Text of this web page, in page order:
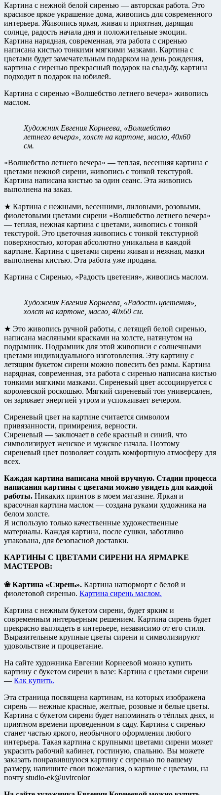
Картина с нежной белой сиренью — авторская работа. Это
красивое яркое украшение дома, живопись для современного
интерьера. Живопись яркая, живая и приятная, дарящая
солнце, радость начала дня и положительные эмоции.
Картина нарядная, современная, эта работа с сиренью
написана кистью тонкими мягкими мазками. Картина с
цветами будет замечательным подарком на день рождения,
картина с сиренью прекрасный подарок на свадьбу, картина
подходит в подарок на юбилей.
Картина с сиренью «Волшебство летнего вечера» живопись
маслом.
Художник Евгения Корнеева, «Волшебство
летнего вечера», холст на картоне, масло, 40х60
см.
«Волшебство летнего вечера» — теплая, весенняя картина с
цветами нежной сирени, живопись с тонкой текстурой.
Картина написана кистью за один сеанс. Эта живопись
выполнена на заказ.
★ Картина с нежными, весенними, лиловыми, розовыми,
фиолетовыми цветами сирени «Волшебство летнего вечера»
— теплая, нежная картина с цветами, живопись с тонкой
текстурой. Это цветочная живопись с тонкой текстурной
поверхностью, которая абсолютно уникальна в каждой
картине. Картина с цветами сирени живая и нежная, мазки
выполнены кистью. Эта работа уже продана.
Картина с Сиренью, «Радость цветения», живопись маслом.
Художник Евгения Корнеева, «Радость цветения»,
холст на картоне, масло, 40х60 см.
★ Это живопись ручной работы, с летящей белой сиренью,
написана масляными красками на холсте, натянутом на
подрамник. Подрамник для этой живописи с солнечными
цветами индивидуального изготовления. Эту картину с
летящим букетом сирени можно повесить без рамы. Картина
нарядная, современная, эта работа с сиренью написана кистью
тонкими мягкими мазками. Сиреневый цвет ассоциируется с
королевской роскошью. Мягкий сиреневый тон универсален,
он заряжает энергией утром и успокаивает вечером.
Сиреневый цвет на картине считается символом
привязанности, примирения, верности.
Сиреневый — заключает в себе красный и синий, что
символизирует женское и мужское начала. Поэтому
сиреневый цвет позволяет создать комфортную атмосферу для
всех.
Каждая картина написана мной вручную. Стадии процесса
написания картины с цветами можно увидеть для каждой
работы. Никаких принтов в моем магазине. Яркая и
красочная картина маслом — создана руками художника на
белом холсте.
Я использую только качественные художественные
материалы. Каждая картина, после сушки, заботливо
упакована, для безопасной доставки.
КАРТИНЫ С ЦВЕТАМИ СИРЕНИ НА ЯРМАРКЕ
МАСТЕРОВ:
❀ Картина «Сирень». Картина натюрморт с белой и
фиолетовой сиренью. Картина сирень маслом.
Картина с нежным букетом сирени, будет ярким и
современным интерьерным решением. Картина сирень будет
прекрасно выглядеть в интерьере, независимо от его стиля.
Выразительные крупные цветы сирени и символизируют
удовольствие и процветание.
На сайте художника Евгении Корнеевой можно купить
картину с букетом сирени в вазе: Картина с цветами сирени
— Как купить.
Эта страница посвящена картинам, на которых изображена
сирень — нежные красные, желтые, розовые и белые цветы.
Картина с букетом сирени будет напоминать о тёплых днях, и
приятном времени проведенном в саду. Картина с сиренью
станет частью яркого, необычного оформления любого
интерьера. Такая картина с крупными цветами сирени может
украсить рабочий кабинет, гостиную, спальню. Вы можете
заказать понравившуюся картину с сиренью по вашему
размеру, напишите свои пожелания, о картине с цветами, на
почту studio-ek@uvircolor